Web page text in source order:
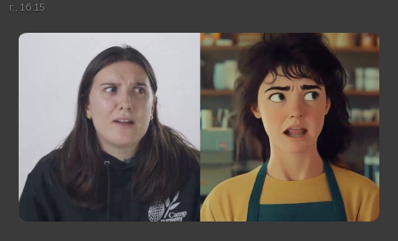
г., 16:15